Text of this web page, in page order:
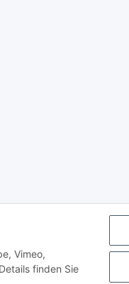
Vimeo,
finden Sie